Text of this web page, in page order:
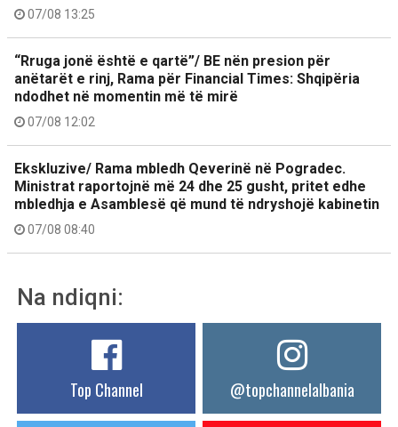
07/08 13:25
“Rruga jonë është e qartë”/ BE nën presion për
anëtarët e rinj, Rama për Financial Times: Shqipëria
ndodhet në momentin më të mirë
07/08 12:02
Ekskluzive/ Rama mbledh Qeverinë në Pogradec.
Ministrat raportojnë më 24 dhe 25 gusht, pritet edhe
mbledhja e Asamblesë që mund të ndryshojë kabinetin
07/08 08:40
Na ndiqni:
Top Channel @topchannelalbania